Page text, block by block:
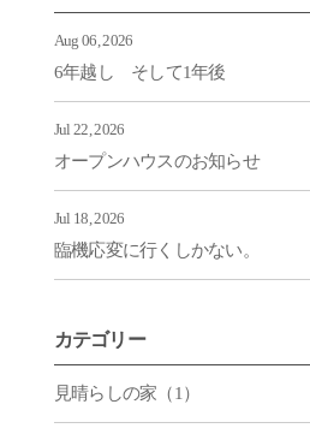
Aug 06, 2026
6年越し そして1年後
Jul 22, 2026
オープンハウスのお知らせ
Jul 18, 2026
臨機応変に行くしかない。
カテゴリー
見晴らしの家（1）